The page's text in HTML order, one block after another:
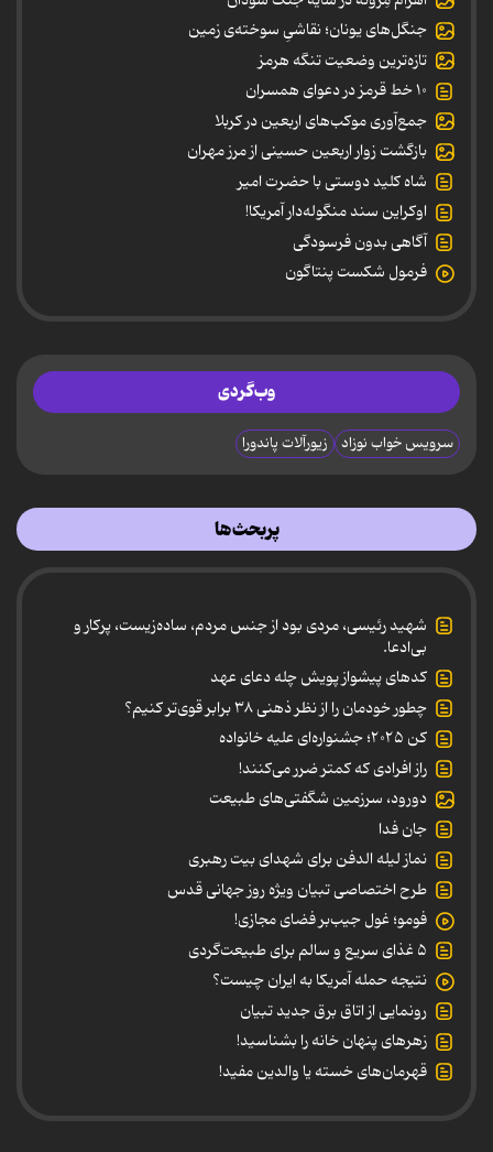
جنگل‌های یونان؛ نقاشیِ سوخته‌ی زمین
تازه‌ترین وضعیت تنگه هرمز
۱۰ خط قرمز در دعوای همسران
جمع‌آوری موکب‌های اربعین در کربلا
بازگشت زوار اربعین حسینی از مرز مهران
شاه کلید دوستی با حضرت امیر
اوکراین سند منگوله‌دار آمریکا!
آگاهی بدون فرسودگی
فرمول شکست پنتاگون
وب‌گردی
سرویس خواب نوزاد زیورآلات پاندورا
پربحث‌ها
شهید رئیسی، مردی بود از جنس مردم، ساده‌زیست، پرکار و
بی‌ادعا.
کدهای پیشواز پویش چله دعای عهد
چطور خودمان را از نظر ذهنی ۳۸ برابر قوی‌تر کنیم؟
کن ۲۰۲۵؛ جشنواره‌ای علیه خانواده
راز افرادی که کمتر ضرر می‌کنند!
دورود، سرزمین شگفتی‌های طبیعت
جان فدا
نماز لیله الدفن برای شهدای بیت رهبری
طرح اختصاصی تبیان ویژه روز جهانی قدس
فومو؛ غول جیب‌بر فضای مجازی!
۵ غذای سریع و سالم برای طبیعت‌گردی
نتیجه حمله آمریکا به ایران چیست؟
رونمایی از اتاق برق جدید تبیان
زهرهای پنهان خانه را بشناسید!
قهرمان‌های خسته یا والدین مفید!